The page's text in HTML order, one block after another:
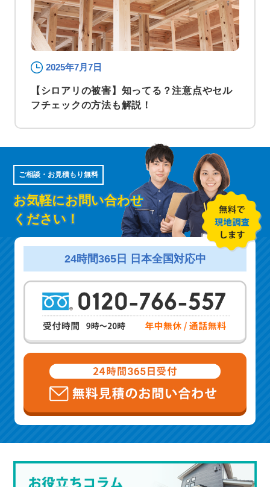
2025年7月7日
【シロアリの被害】知ってる？注意点やセル
フチェックの方法も解説！
ご相談・お見積もり無料
お気軽にお問い合わせ
ください！
24時間365日 日本全国対応中